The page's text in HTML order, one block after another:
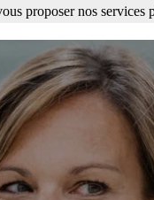
nos services plus
proposer nos